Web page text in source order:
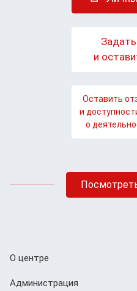
и
Оставить
и
о
О центре
Администрация